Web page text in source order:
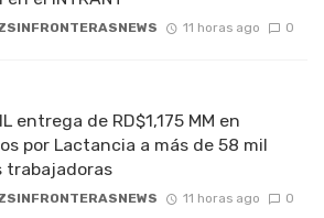
11 horas ago 0
entrega de RD$1,175 MM en
por Lactancia a más de 58 mil
trabajadoras
11 horas ago 0